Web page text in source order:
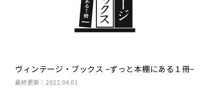
ヴィンテージ・ブックス −ずっと本棚にある１冊−
最終更新：2022.04.01